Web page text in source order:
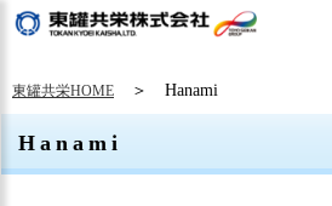
東罐共栄HOME ＞ Hanami
Hanami